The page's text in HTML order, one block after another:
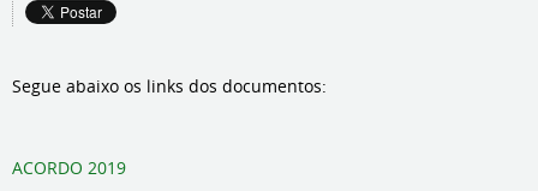
Segue abaixo os links dos documentos:
ACORDO 2019